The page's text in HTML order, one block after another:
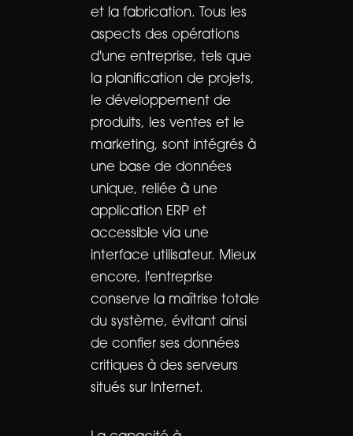
et la fabrication. Tous les
aspects des opérations
d'une entreprise, tels que
la planification de projets,
le développement de
produits, les ventes et le
marketing, sont intégrés à
une base de données
unique, reliée à une
application ERP et
accessible via une
interface utilisateur. Mieux
encore, l'entreprise
conserve la maîtrise totale
du système, évitant ainsi
de confier ses données
critiques à des serveurs
situés sur Internet.